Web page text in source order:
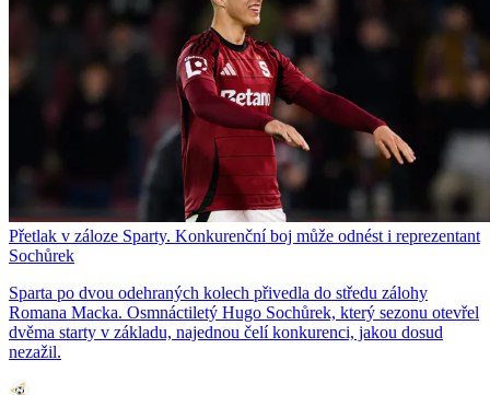
Přetlak v záloze Sparty. Konkurenční boj může odnést i reprezentant
Sochůrek
Sparta po dvou odehraných kolech přivedla do středu zálohy
Romana Macka. Osmnáctiletý Hugo Sochůrek, který sezonu otevřel
dvěma starty v základu, najednou čelí konkurenci, jakou dosud
nezažil.